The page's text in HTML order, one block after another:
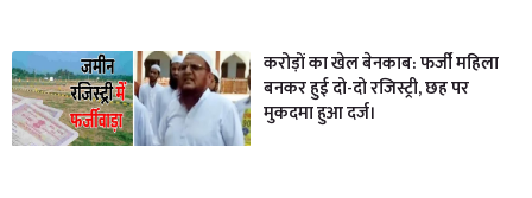
करोड़ों का खेल बेनकाब: फर्जी महिला
बनकर हुई दो-दो रजिस्ट्री, छह पर
मुकदमा हुआ दर्ज।